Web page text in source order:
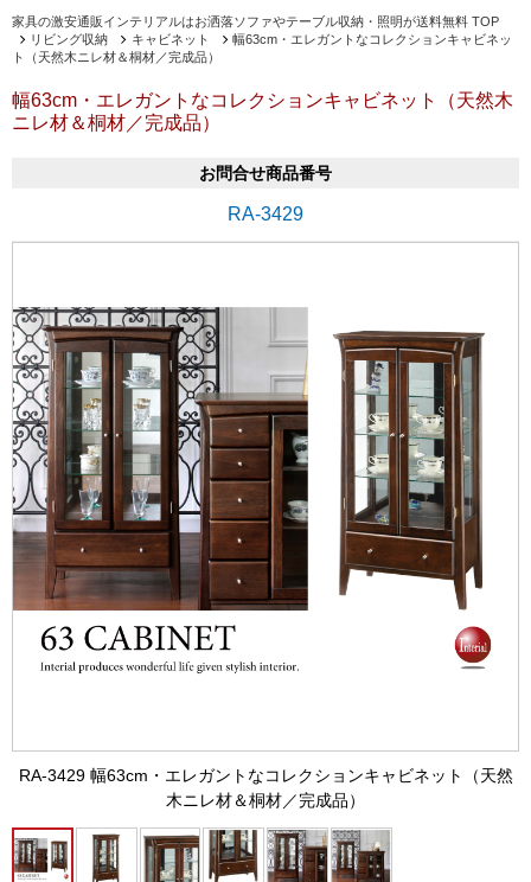
家具の激安通販インテリアルはお洒落ソファやテーブル収納・照明が送料無料 TOP
リビング収納
キャビネット
幅63cm・エレガントなコレクションキャビネッ
ト（天然木ニレ材＆桐材／完成品）
幅63cm・エレガントなコレクションキャビネット（天然木
ニレ材＆桐材／完成品）
お問合せ商品番号
RA-3429
RA-3429 幅63cm・エレガントなコレクションキャビネット（天然
木ニレ材＆桐材／完成品）